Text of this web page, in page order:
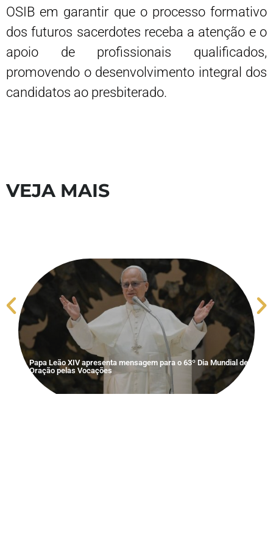
OSIB em garantir que o processo formativo
dos futuros sacerdotes receba a atenção e o
apoio de profissionais qualificados,
promovendo o desenvolvimento integral dos
candidatos ao presbiterado.
VEJA MAIS
Papa Leão XIV apresenta mensagem para o 63º Dia Mundial de
Oração pelas Vocações